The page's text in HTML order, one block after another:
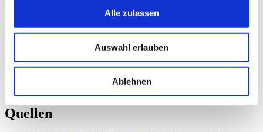
Alle zulassen
Auswahl erlauben
Ablehnen
einzudämmen. Dies könnte zu längeren Bearbeitungszeiten und
einer geringeren Erfolgsrate für legitime Anfragen führen. Website-
Betreiber sollten sich auf langfristige SEO-Strategien konzentrieren
und weniger auf schnelle Lösungen wie die Indexing API setzen.
einer natürlichen Linkaufbau liegen. Den Einfluss vonGoogle
auf die lokale Suche sollte man ebenfalls nicht
Quellen